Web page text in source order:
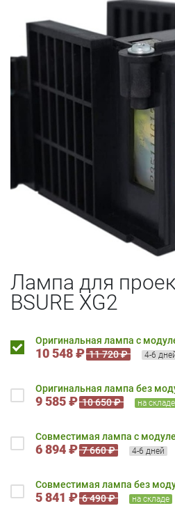
Лампа для
BSURE XG2
Оригинальная лампа с
10 548 ₽ 11 720 ₽ 4-6
Оригинальная лампа без
9 585 ₽ 10 650 ₽ на складе
Совместимая лампа с
6 894 ₽ 7 660 ₽ 4-6 дней
Совместимая лампа без
5 841 ₽ 6 490 ₽ на складе